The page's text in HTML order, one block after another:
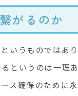
がるのか
いうものではあり
というのは一理あ
ス確保のために